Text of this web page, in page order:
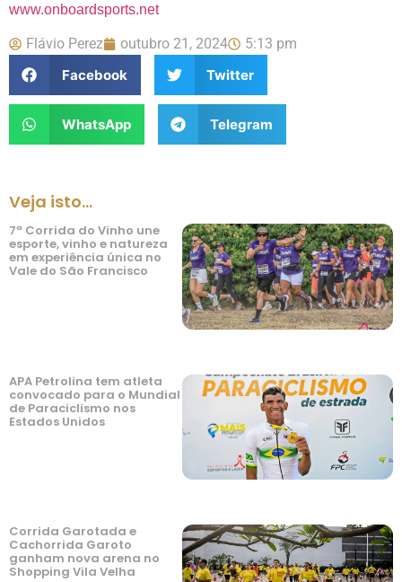
www.onboardsports.net
Flávio Perez outubro 21, 2024
5:13 pm
Facebook
Twitter
WhatsApp Telegram
Veja isto...
7ª Corrida do Vinho une
esporte, vinho e natureza
em experiência única no
Vale do São Francisco
APA Petrolina tem atleta
convocado para o Mundial
de Paraciclismo nos
Estados Unidos
Corrida Garotada e
Cachorrida Garoto
ganham nova arena no
Shopping Vila Velha